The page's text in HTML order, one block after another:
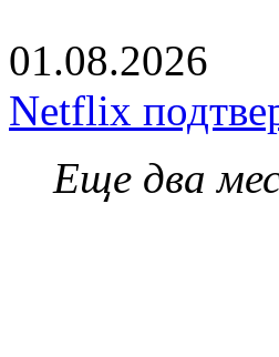
01.08.2026
Netflix
Еще два